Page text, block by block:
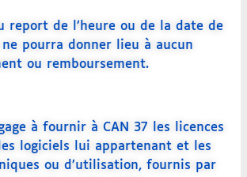
report de l’heure ou de la date de
ne pourra donner lieu à aucun
ou remboursement.
à fournir à CAN 37 les licences
logiciels lui appartenant et les
ou d’utilisation, fournis par